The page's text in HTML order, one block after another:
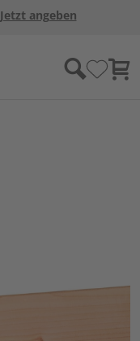
Jetzt angeben